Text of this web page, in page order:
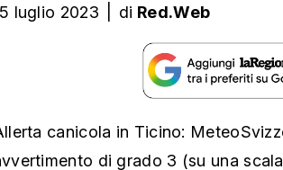
luglio 2023 di Red.Web
canicola in Ticino:
di grado 3 (su una